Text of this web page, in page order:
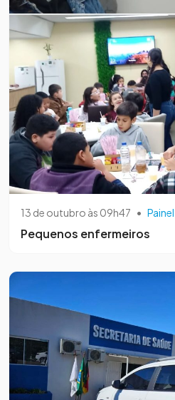
13 de outubro às 09h47 • Painel
Pequenos enfermeiros